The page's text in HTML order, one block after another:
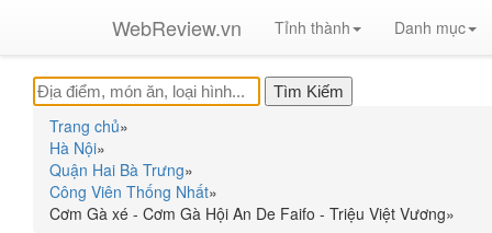
WebReview.vn Tỉnh thành Danh mục
Trang chủ»
Hà Nội»
Quận Hai Bà Trưng»
Công Viên Thống Nhất»
Cơm Gà xé - Cơm Gà Hội An De Faifo - Triệu Việt Vương»